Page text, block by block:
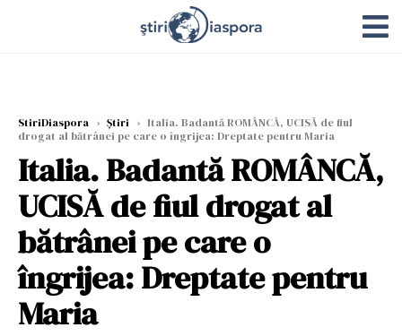
StiriDiaspora › Știri › Italia. Badantă ROMÂNCĂ, UCISĂ de fiul
drogat al bătrânei pe care o îngrijea: Dreptate pentru Maria
Italia. Badantă ROMÂNCĂ,
UCISĂ de fiul drogat al
bătrânei pe care o
îngrijea: Dreptate pentru
Maria